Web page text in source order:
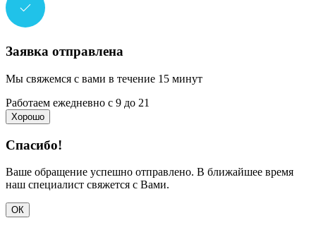
Заявка отправлена
Мы свяжемся с вами в течение 15 минут
Работаем ежедневно с 9 до 21
Хорошо
Спасибо!
Ваше обращение успешно отправлено. В ближайшее время
наш специалист свяжется с Вами.
ОК